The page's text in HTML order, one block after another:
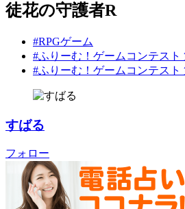
徒花の守護者R
#RPGゲーム
#ふりーむ！ゲームコンテスト
#ふりーむ！ゲームコンテスト
すばる
フォロー